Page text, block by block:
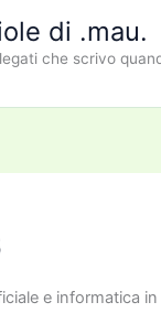
di .mau.
che scrivo
e informatica in